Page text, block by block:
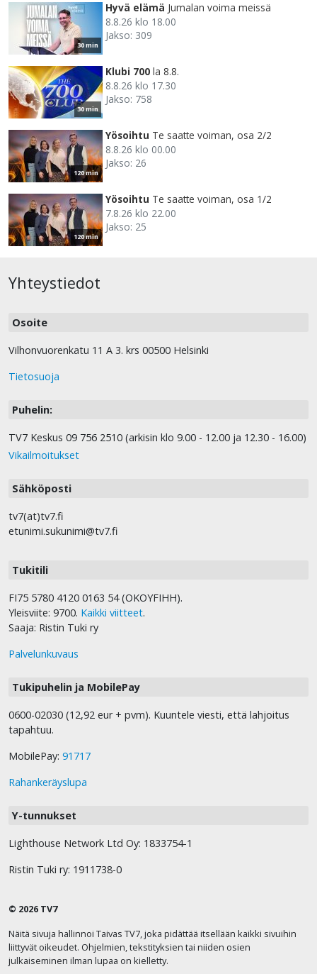
30 min
Hyvä elämä Jumalan voima meissä
8.8.26 klo 18.00
Jakso: 309
30 min
Klubi 700 la 8.8.
8.8.26 klo 17.30
Jakso: 758
120 min
Yösoihtu Te saatte voiman, osa 2/2
8.8.26 klo 00.00
Jakso: 26
120 min
Yösoihtu Te saatte voiman, osa 1/2
7.8.26 klo 22.00
Jakso: 25
Yhteystiedot
Osoite
Vilhonvuorenkatu 11 A 3. krs 00500 Helsinki
Tietosuoja
Puhelin:
TV7 Keskus 09 756 2510 (arkisin klo 9.00 - 12.00 ja 12.30 - 16.00)
Vikailmoitukset
Sähköposti
tv7(at)tv7.fi
etunimi.sukunimi@tv7.fi
Tukitili
FI75 5780 4120 0163 54 (OKOYFIHH).
Yleisviite: 9700. Kaikki viitteet.
Saaja: Ristin Tuki ry
Palvelunkuvaus
Tukipuhelin ja MobilePay
0600-02030 (12,92 eur + pvm). Kuuntele viesti, että lahjoitus
tapahtuu.
MobilePay: 91717
Rahankeräyslupa
Y-tunnukset
Lighthouse Network Ltd Oy: 1833754-1
Ristin Tuki ry: 1911738-0
© 2026 TV7
Näitä sivuja hallinnoi Taivas TV7, joka pidättää itsellään kaikki sivuihin
liittyvät oikeudet. Ohjelmien, tekstityksien tai niiden osien
julkaiseminen ilman lupaa on kielletty.